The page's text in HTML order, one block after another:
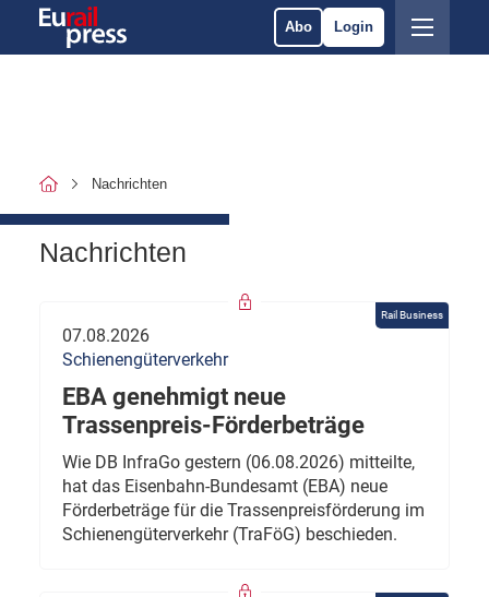
Abo Login
Nachrichten
Nachrichten
Rail Business
07.08.2026
Schienengüterverkehr
EBA genehmigt neue
Trassenpreis-Förderbeträge
Wie DB InfraGo gestern (06.08.2026) mitteilte,
hat das Eisenbahn-Bundesamt (EBA) neue
Förderbeträge für die Trassenpreisförderung im
Schienengüterverkehr (TraFöG) beschieden.